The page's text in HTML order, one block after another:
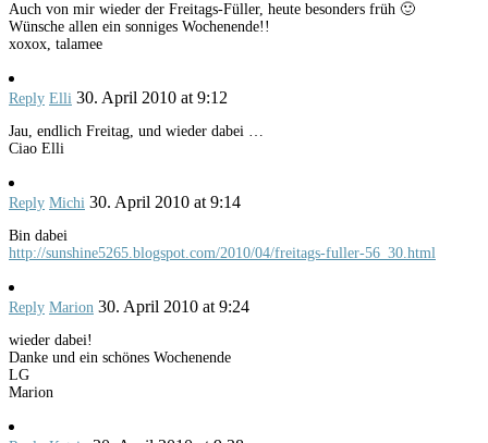
Auch von mir wieder der Freitags-Füller, heute besonders früh 🙂
Wünsche allen ein sonniges Wochenende!!
xoxox, talamee
Reply Elli 30. April 2010 at 9:12
Jau, endlich Freitag, und wieder dabei …
Ciao Elli
Reply Michi 30. April 2010 at 9:14
Bin dabei
http://sunshine5265.blogspot.com/2010/04/freitags-fuller-56_30.html
Reply Marion 30. April 2010 at 9:24
wieder dabei!
Danke und ein schönes Wochenende
LG
Marion